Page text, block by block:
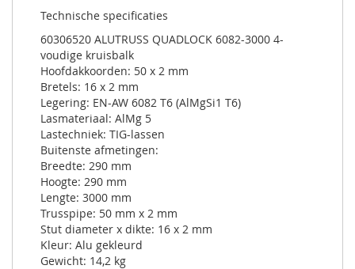
Technische specificaties
60306520 ALUTRUSS QUADLOCK 6082-3000 4-
voudige kruisbalk
Hoofdakkoorden: 50 x 2 mm
Bretels: 16 x 2 mm
Legering: EN-AW 6082 T6 (AlMgSi1 T6)
Lasmateriaal: AlMg 5
Lastechniek: TIG-lassen
Buitenste afmetingen:
Breedte: 290 mm
Hoogte: 290 mm
Lengte: 3000 mm
Trusspipe: 50 mm x 2 mm
Stut diameter x dikte: 16 x 2 mm
Kleur: Alu gekleurd
Gewicht: 14,2 kg